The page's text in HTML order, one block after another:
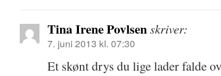
Tina Irene Povlsenskriver:
7. juni 2013 kl. 07:30
Et skønt drys du lige lader falde